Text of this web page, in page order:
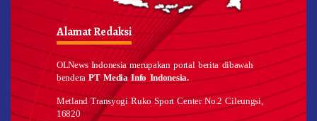
Alamat Redaksi
OLNews Indonesia merupakan portal berita dibawah
benderaPT Media Info Indonesia.
Metland Transyogi Ruko Sport Center No.2 Cileungsi,
16820